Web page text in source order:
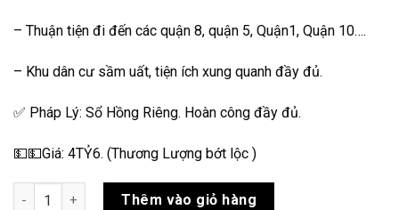
– Thuận tiện đi đến các quận 8, quận 5, Quận1, Quận 10….
– Khu dân cư sầm uất, tiện ích xung quanh đầy đủ.
✅ Pháp Lý: Sổ Hồng Riêng. Hoàn công đầy đủ.
💵💵Giá: 4TỶ6. (Thương Lượng bớt lộc )
Bán Nhà Trần Xuân Soạn 55m2 (Ngang 5m) - 2 Tầng - 4,6 Tỷ
Thêm vào giỏ hàng